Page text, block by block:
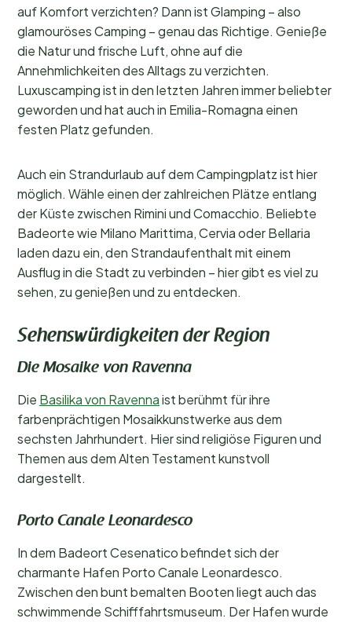
auf Komfort verzichten? Dann ist Glamping – also
glamouröses Camping – genau das Richtige. Genieße
die Natur und frische Luft, ohne auf die
Annehmlichkeiten des Alltags zu verzichten.
Luxuscamping ist in den letzten Jahren immer beliebter
geworden und hat auch in Emilia-Romagna einen
festen Platz gefunden.
Auch ein Strandurlaub auf dem Campingplatz ist hier
möglich. Wähle einen der zahlreichen Plätze entlang
der Küste zwischen Rimini und Comacchio. Beliebte
Badeorte wie Milano Marittima, Cervia oder Bellaria
laden dazu ein, den Strandaufenthalt mit einem
Ausflug in die Stadt zu verbinden – hier gibt es viel zu
sehen, zu genießen und zu entdecken.
Sehenswürdigkeiten der Region
Die Mosaike von Ravenna
Die Basilika von Ravennaist berühmt für ihre
farbenprächtigen Mosaikkunstwerke aus dem
sechsten Jahrhundert. Hier sind religiöse Figuren und
Themen aus dem Alten Testament kunstvoll
dargestellt.
Porto Canale Leonardesco
In dem Badeort Cesenatico befindet sich der
charmante Hafen Porto Canale Leonardesco.
Zwischen den bunt bemalten Booten liegt auch das
schwimmende Schifffahrtsmuseum. Der Hafen wurde